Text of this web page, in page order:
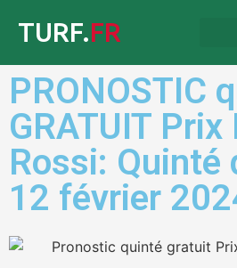
TURF.FR
PRONOSTIC
GRATUIT Prix
Rossi: Quinté
12 février